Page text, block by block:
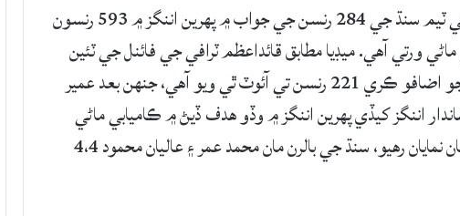
قائداعظم ٽرافي کٽڻ جي ڊوڙ ۾ ناردرن جي ٽيم سنڌ جي 284 رنسن جي جواب ۾ پهرين اننگز ۾ 593 رنسون
رنسن جي برتري ماڻي ورتي آهي. ميڊيا مطابق قائداعظم ٽرافي جي فائنل جي ٽئين
ڏينهن واري راند ۾ محمد هريرا 28 رنسن جو اضافو ڪري 221 رنسن تي آئوٽ ٿي ويو آهي، جنهن بعد عمير
109 رنسن جون شاندار اننگز کيڏي پهرين اننگز ۾ وڏو هدف ڏيڻ ۾ ڪاميابي ماڻي
آهي. جڏهن تھ روحيل نذير بھ 94 رنسن سان نمايان رهيو، سنڌ جي بالرن مان محمد عمر ۽ عاليان محمود 4،4